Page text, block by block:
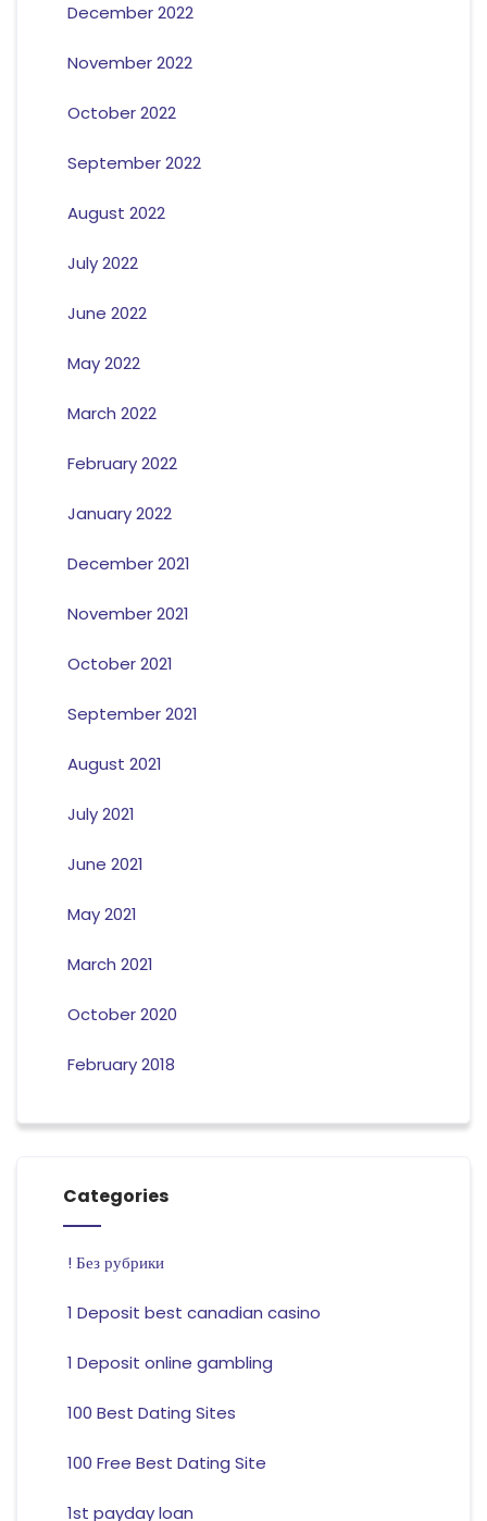
December 2022
November 2022
October 2022
September 2022
August 2022
July 2022
June 2022
May 2022
March 2022
February 2022
January 2022
December 2021
November 2021
October 2021
September 2021
August 2021
July 2021
June 2021
May 2021
March 2021
October 2020
February 2018
Categories
! Без рубрики
1 Deposit best canadian casino
1 Deposit online gambling
100 Best Dating Sites
100 Free Best Dating Site
1st payday loan